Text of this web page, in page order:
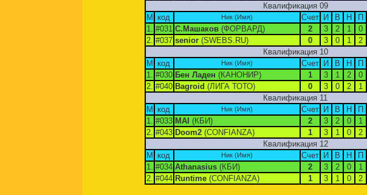
Квалификация 09
М код Ник (Имя) Счет И В Н
П
1. #031 С.Машаков(ФОРВАРД) 2 3 2 1
0
2. #037 senior(SWEBS.RU) 0 3 0 1
2
Квалификация 10
М код Ник (Имя) Счет И В Н
П
1. #030 Бен Ладен (КАНОНИР) 1 3 1 2
0
2. #040 Bagroid (ЛИГА ТОТО) 0 3 0 2
1
Квалификация 11
М код Ник (Имя) Счет И В Н
П
1. #033 MAI (КБИ) 2 3 2 0
1
2. #043 Doom2(CONFIANZA) 1 3 1 0
2
Квалификация 12
М код Ник (Имя) Счет И В Н
П
1. #034 Athanasius(КБИ) 2 3 2 0
1
2. #044 Runtime(CONFIANZA) 1 3 1 0 2